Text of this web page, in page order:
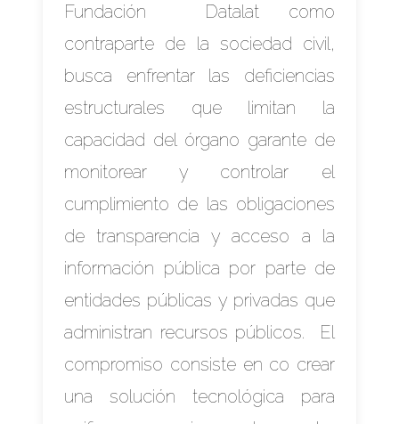
Fundación Datalat como
contraparte de la sociedad civil,
busca enfrentar las deficiencias
estructurales que limitan la
capacidad del órgano garante de
monitorear y controlar el
cumplimiento de las obligaciones
de transparencia y acceso a la
información pública por parte de
entidades públicas y privadas que
administran recursos públicos. El
compromiso consiste en co crear
una solución tecnológica para